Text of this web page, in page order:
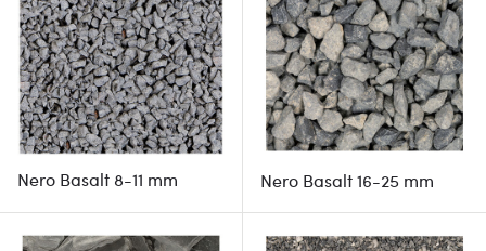
Nero Basalt 8-11 mm Nero Basalt 16-25 mm